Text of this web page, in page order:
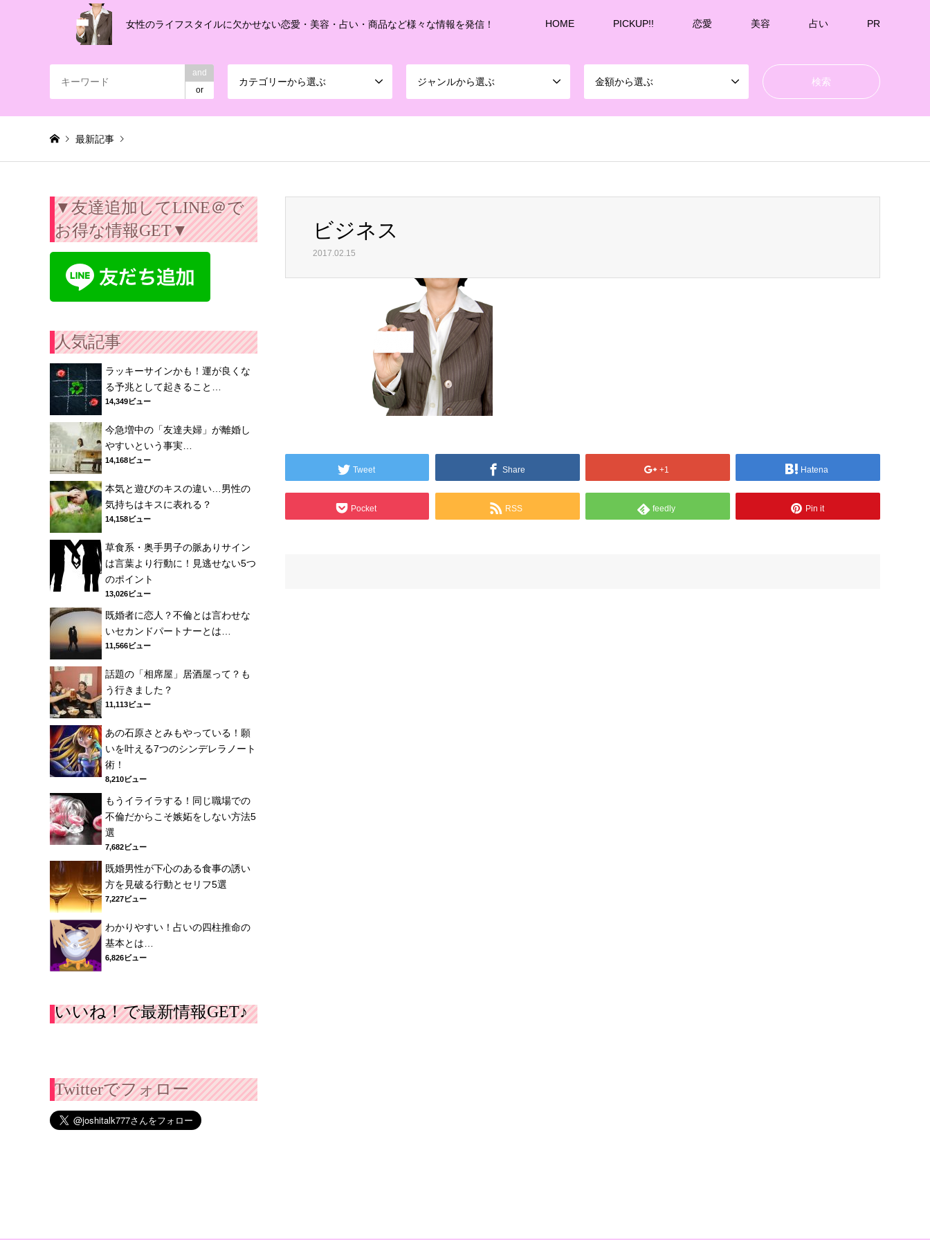
女性のライフスタイルに欠かせない恋愛・美容・占い・商品など様々な情報を発信！ HOME PICKUP!! 恋愛 美容 占い PR
and
or
カテゴリーから選ぶ ジャンルから選ぶ 金額から選ぶ
最新記事
ビジネス ビジネス
2017.02.15
Tweet Share +1 Hatena
Pocket RSS feedly Pin it
▼友達追加してLINE＠で
お得な情報GET▼
人気記事
ラッキーサインかも！運が良くな
る予兆として起きること…
14,349ビュー
今急増中の「友達夫婦」が離婚し
やすいという事実…
14,168ビュー
本気と遊びのキスの違い…男性の
気持ちはキスに表れる？
14,158ビュー
草食系・奥手男子の脈ありサイン
は言葉より行動に！見逃せない5つ
のポイント
13,026ビュー
既婚者に恋人？不倫とは言わせな
いセカンドパートナーとは…
11,566ビュー
話題の「相席屋」居酒屋って？も
う行きました？
11,113ビュー
あの石原さとみもやっている！願
いを叶える7つのシンデレラノート
術！
8,210ビュー
もうイライラする！同じ職場での
不倫だからこそ嫉妬をしない方法5
選
7,682ビュー
既婚男性が下心のある食事の誘い
方を見破る行動とセリフ5選
7,227ビュー
わかりやすい！占いの四柱推命の
基本とは…
6,826ビュー
いいね！で最新情報GET♪
Twitterでフォロー